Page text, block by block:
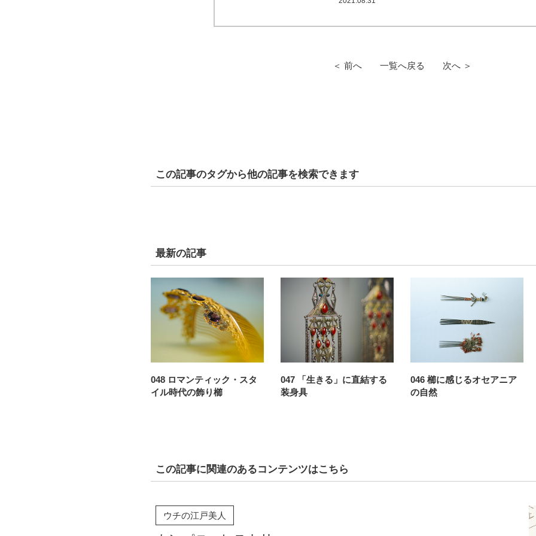
＜ 前へ 一覧へ戻る 次へ ＞
この記事のタグから他の記事を検索できます
最新の記事
048 ロマンティック・スタ
イル時代の飾り櫛
047 「生きる」に直結する
装身具
046 櫛に感じるオセアニア
の自然
この記事に関連のあるコンテンツはこちら
ウチの江戸美人